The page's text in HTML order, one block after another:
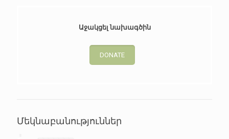
Աջակցել նախագծին
DONATE
Մեկնաբանություններ